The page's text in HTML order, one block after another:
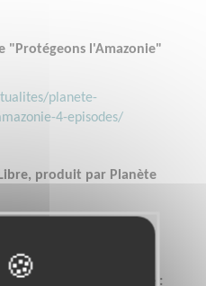
"Protégeons l'Amazonie"
planete-
4-episodes/
produit par Planète
de Mère Nature :